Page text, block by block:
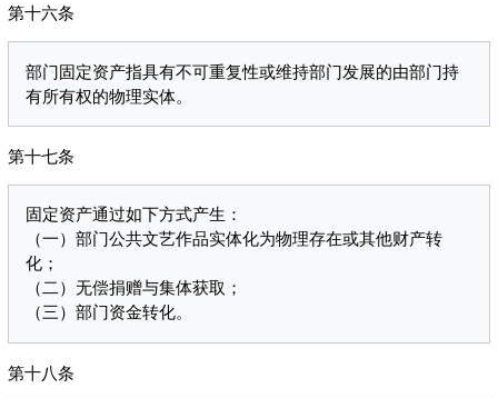
第十六条
部门固定资产指具有不可重复性或维持部门发展的由部门持
第十七条
固定资产通过如下方式产生：
（一）部门公共文艺作品实体化为物理存在或其他财产转
化；
（二）无偿捐赠与集体获取；
第十八条